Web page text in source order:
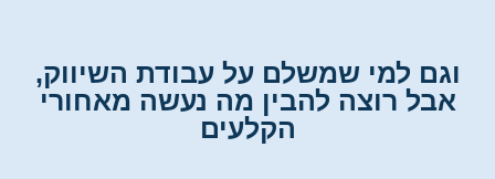
וגם למי שמשלם על עבודת השיווק,
אבל רוצה להבין מה נעשה מאחורי
הקלעים